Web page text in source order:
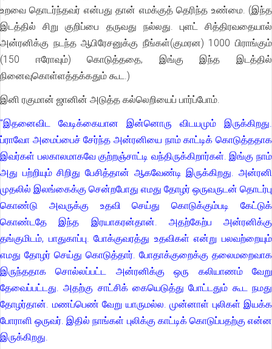
உறவை தொடர்ந்தவர் என்பது தான் எமக்குத் தெரிந்த உண்மை. (இந்த
இடத்தில் சிறு குறிப்பை தருவது நல்லது. புளட் சித்திரவதையால்
அன்ரனிக்கு நடந்த ஆபிரேசனுக்கு நீங்கள்(குமரன) 1000 பிராங்கும்
(150 ஈரோவும்) கொடுத்ததை, இங்கு இந்த இடத்தில்
நினைவுகொள்ளத்தக்கதும் கூட.)
இனி ரகுமான் ஜானின் அடுத்த கல்லெறியைப் பார்ப்போம்.
"இதனைவிட வேடிக்கையான இன்னொரு விடயமும் இருக்கிறது.
ப்ராவோ அமைப்பைச் சேர்ந்த அன்ரனியை நாம் காட்டிக் கொடுத்ததாக
இவர்கள் பலகாலமாகவே குற்றஞ்சாட்டி வந்திருக்கிறார்கள். இங்கு நாம்
அது பற்றியும் சிறிது பேசித்தான் ஆகவேண்டி இருக்கிறது. அன்ரனி
முதலில் இலங்கைக்கு சென்றபோது எமது தோழர் ஒருவருடன் தொடர்பு
கொண்டு அவருக்கு உதவி செய்து கொடுக்கும்படி கேட்டுக்
கொண்டதே இந்த இரயாகரன்தான். அதற்கேற்ப அன்ரனிக்கு
தங்குமிடம், பாதுகாப்பு. போக்குவரத்து உதவிகள் என்று பலவற்றையும்
எமது தோழர் செய்து கொடுத்தார். போதாக்குறைக்கு தலைமறைவாக
இருந்ததாக சொல்லப்பட்ட அன்ரனிக்கு ஒரு கலியாணம் வேறு
தேவைப்பட்டது. அதற்கு சாட்சிக் கையெடுத்து போட்டதும் கூட நமது
தோழர்தான். மணப்பெண் வேறு யாருமல்ல. முன்னாள் புலிகள் இயக்க
போராளி ஒருவர். இதில் நாங்கள் புலிக்கு காட்டிக் கொடுப்பதற்கு என்ன
இருக்கிறது.